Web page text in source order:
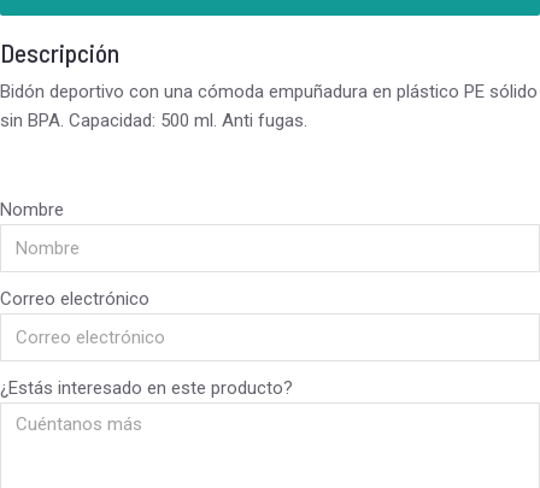
Descripción
Bidón deportivo con una cómoda empuñadura en plástico PE sólido
sin BPA. Capacidad: 500 ml. Anti fugas.
Nombre
Correo electrónico
¿Estás interesado en este producto?